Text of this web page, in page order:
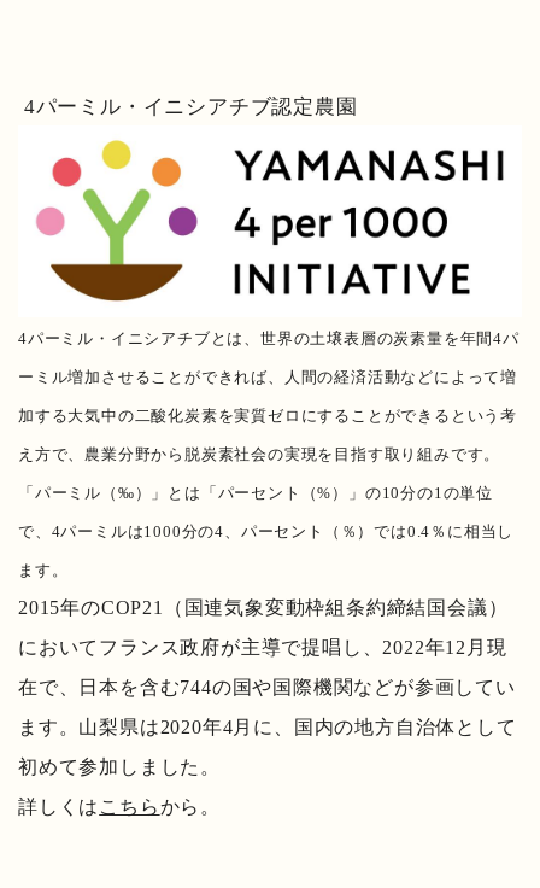
4パーミル・イニシアチブ認定農園
4パーミル・イニシアチブとは、世界の土壌表層の炭素量を年間4パ
ーミル増加させることができれば、人間の経済活動などによって増
加する大気中の二酸化炭素を実質ゼロにすることができるという考
え方で、農業分野から脱炭素社会の実現を目指す取り組みです。
「パーミル（‰）」とは「パーセント（%）」の10分の1の単位
で、4パーミルは1000分の4、パーセント（％）では0.4％に相当し
ます。
2015年のCOP21（国連気象変動枠組条約締結国会議）
においてフランス政府が主導で提唱し、2022年12月現
在で、日本を含む744の国や国際機関などが参画してい
ます。山梨県は2020年4月に、国内の地方自治体として
初めて参加しました。
詳しくは こちらから。